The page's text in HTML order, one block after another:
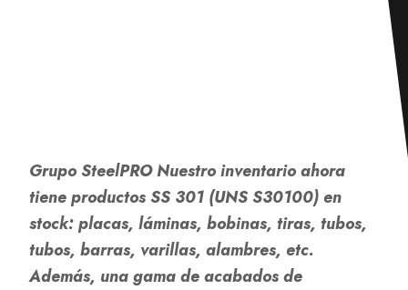
Grupo SteelPRONuestro inventario ahora
tiene productos SS 301 (UNS S30100) en
stock: placas, láminas, bobinas, tiras, tubos,
tubos, barras, varillas, alambres, etc.
Además, una gama de acabados de